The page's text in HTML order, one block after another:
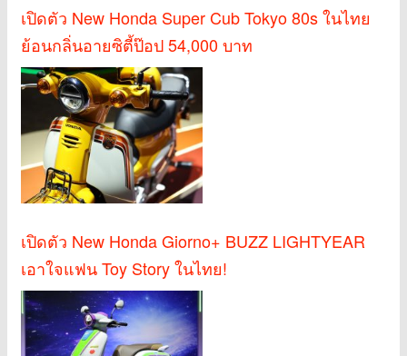
เปิดตัว New Honda Super Cub Tokyo 80s ในไทย
ย้อนกลิ่นอายซิตี้ป๊อป 54,000 บาท
เปิดตัว New Honda Giorno+ BUZZ LIGHTYEAR
เอาใจแฟน Toy Story ในไทย!